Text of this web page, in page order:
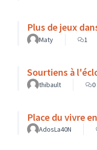
Plus de jeux
Maty 1
Sourtiens à
thibault 0
Place du vivre
AdosLa40N